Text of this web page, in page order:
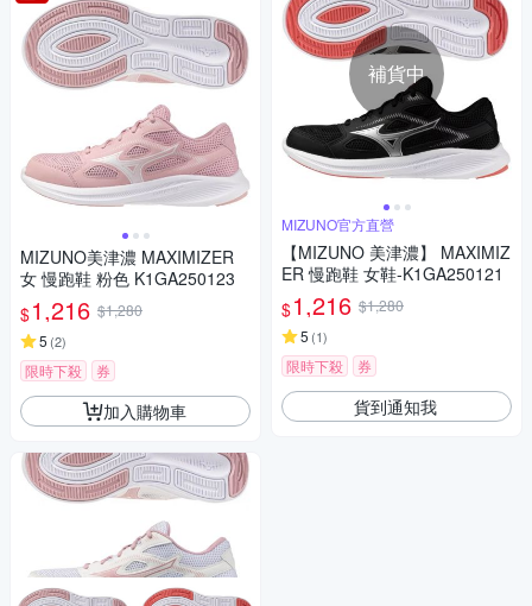
MIZUNO美津濃 MAXIMIZER
女 慢跑鞋 粉色 K1GA250123
$1,216 $1,280
5 (2)
限時下殺 券
加入購物車
補貨中
MIZUNO官方直營
【MIZUNO 美津濃】 MAXIMIZ
ER 慢跑鞋 女鞋-K1GA250121
$1,216 $1,280
5 (1)
限時下殺 券
貨到通知我